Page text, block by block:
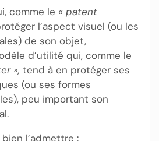
comme le « patent
l’aspect visuel (ou les
de son objet,
d’utilité qui, comme le
», tend à en protéger ses
(ou ses formes
peu important son
l’admettre :